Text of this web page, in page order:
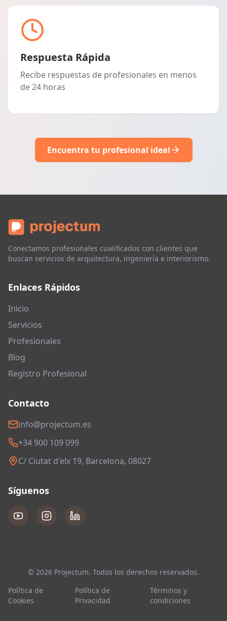
Respuesta Rápida
Recibe respuestas de profesionales en menos
de 24 horas
Encuentra tu profesional ideal
Conectamos profesionales cualificados con clientes que
buscan servicios de arquitectura, ingeniería e interiorismo.
Enlaces Rápidos
Inicio
Servicios
Profesionales
Blog
Registro Profesional
Contacto
info@projectum.es
+34 900 109 099
C/ Ciutat d'elx 19, Barcelona, 08027
Síguenos
© 2026 Projectum. Todos los derechos reservados.
Política de
Cookies
Política de
Privacidad
Términos y
condiciones